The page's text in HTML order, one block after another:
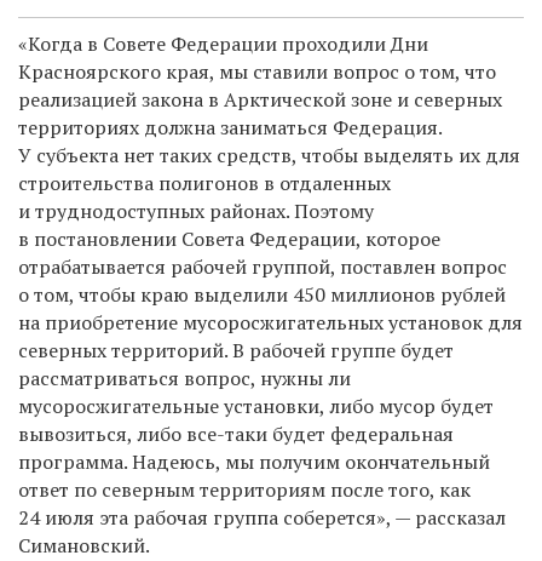
«Когда в Совете Федерации проходили Дни
Красноярского края, мы ставили вопрос о том, что
реализацией закона в Арктической зоне и северных
территориях должна заниматься Федерация.
У субъекта нет таких средств, чтобы выделять их для
строительства полигонов в отдаленных
и труднодоступных районах. Поэтому
в постановлении Совета Федерации, которое
отрабатывается рабочей группой, поставлен вопрос
о том, чтобы краю выделили 450 миллионов рублей
на приобретение мусоросжигательных установок для
северных территорий. В рабочей группе будет
рассматриваться вопрос, нужны ли
мусоросжигательные установки, либо мусор будет
вывозиться, либо все-таки будет федеральная
программа. Надеюсь, мы получим окончательный
ответ по северным территориям после того, как
24 июля эта рабочая группа соберется», — рассказал
Симановский.